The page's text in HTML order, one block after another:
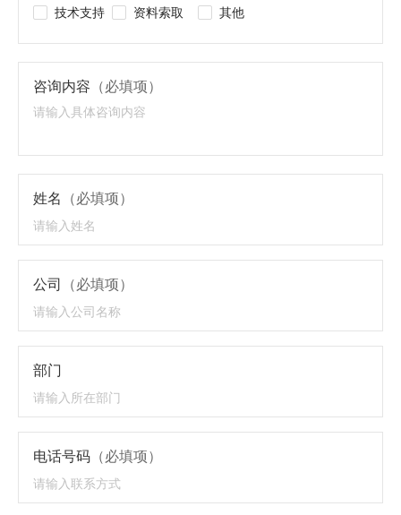
技术支持
资料索取 其他
咨询内容 （必填项）
姓名 （必填项）
公司 （必填项）
部门
电话号码 （必填项）